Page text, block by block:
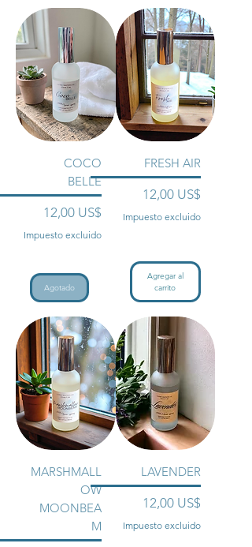
parabens! As always, our Room
Sprays are cruelty-free.
COCO
BELLE
Precio
12,00 US$
Impuesto excluido
Agotado
FRESH AIR
Precio
12,00 US$
Impuesto excluido
Agregar al
carrito
MARSHMALL
OW
MOONBEA
M
LAVENDER
Precio
12,00 US$
Impuesto excluido